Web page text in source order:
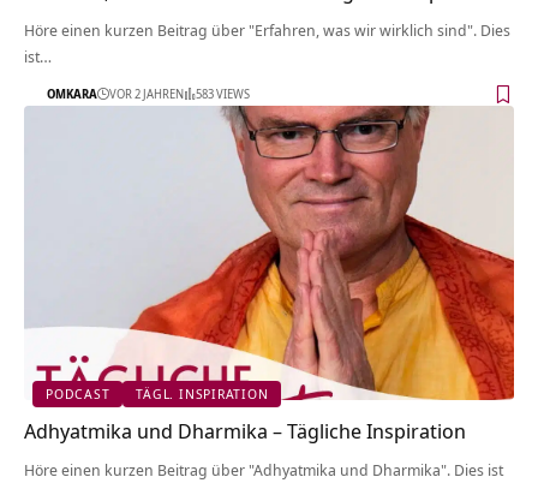
Höre einen kurzen Beitrag über "Erfahren, was wir wirklich sind". Dies
ist…
OMKARA VOR 2 JAHREN 583 VIEWS
PODCAST TÄGL. INSPIRATION
Adhyatmika und Dharmika – Tägliche Inspiration
Höre einen kurzen Beitrag über "Adhyatmika und Dharmika". Dies ist